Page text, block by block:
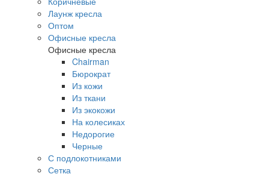
Лаунж кресла
Оптом
Офисные кресла
Офисные кресла
Chairman
Бюрократ
Из кожи
Из ткани
Из экокожи
На колесиках
Недорогие
Черные
С подлокотниками
Сетка